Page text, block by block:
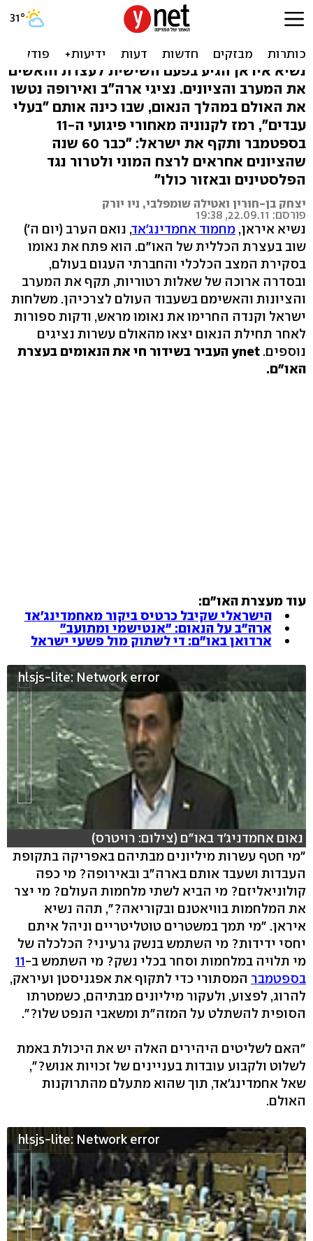
אחמדינג'אד תקף את הציונים
באו"ם, נציגים נטשו
נשיא איראן הגיע בפעם השישית לעצרת והאשים
את המערב והציונים. נציגי ארה"ב ואירופה נטשו
את האולם במהלך הנאום, שבו כינה אותם "בעלי
עבדים", רמז לקנוניה מאחורי פיגועי ה-11
בספטמבר ותקף את ישראל: "כבר 60 שנה
שהציונים אחראים לרצח המוני ולטרור נגד
הפלסטינים ובאזור כולו"
יצחק בן-חורין ואטילה שומפלבי, ניו יורק
פורסם: 22.09.11, 19:38
נשיא איראן, מחמוד אחמדינג'אד, נואם הערב (יום ה')
שוב בעצרת הכללית של האו"ם. הוא פתח את נאומו
בסקירת המצב הכלכלי והחברתי העגום בעולם,
ובסדרה ארוכה של שאלות רטוריות, תקף את המערב
והציונות והאשימם בשעבוד העולם לצרכיהן. משלחות
ישראל וקנדה החרימו את נאומו מראש, ודקות ספורות
לאחר תחילת הנאום יצאו מהאולם עשרות נציגים
נוספים.
ynet העביר בשידור חי את הנאומים בעצרת
האו"ם.
עוד מעצרת האו"ם:
הישראלי שקיבל כרטיס ביקור מאחמדינג'אד
ארה"ב על הנאום: "אנטישמי ומתועב"
ארדואן באו"ם: די לשתוק מול פשעי ישראל
hlsjs-lite: Network error
נאום אחמדניג'ד באו"ם (צילום: רויטרס)
"מי חטף עשרות מיליונים מבתיהם באפריקה בתקופת
העבדות ושעבד אותם בארה"ב ובאירופה? מי כפה
קולוניאליזם? מי הביא לשתי מלחמות העולם? מי יצר
את המלחמות בוויאטנם ובקוריאה?", תהה נשיא
איראן. "מי תמך במשטרים טוטליטריים וניהל איתם
יחסי ידידות? מי השתמש בנשק גרעיני? הכלכלה של
מי תלויה במלחמות וסחר בכלי נשק? מי השתמש ב-11
בספטמבר המסתורי כדי לתקוף את אפגניסטן ועיראק,
להרוג, לפצוע, ולעקור מיליונים מבתיהם, כשמטרתו
הסופית להשתלט על המזה"ת ומשאבי הנפט שלו?".
"האם לשליטים היהירים האלה יש את היכולת באמת
לשלוט ולקבוע עובדות בעניינים של זכויות אנוש?",
שאל אחמדינג'אד, תוך שהוא מתעלם מהתרוקנות
האולם.
hlsjs-lite: Network error